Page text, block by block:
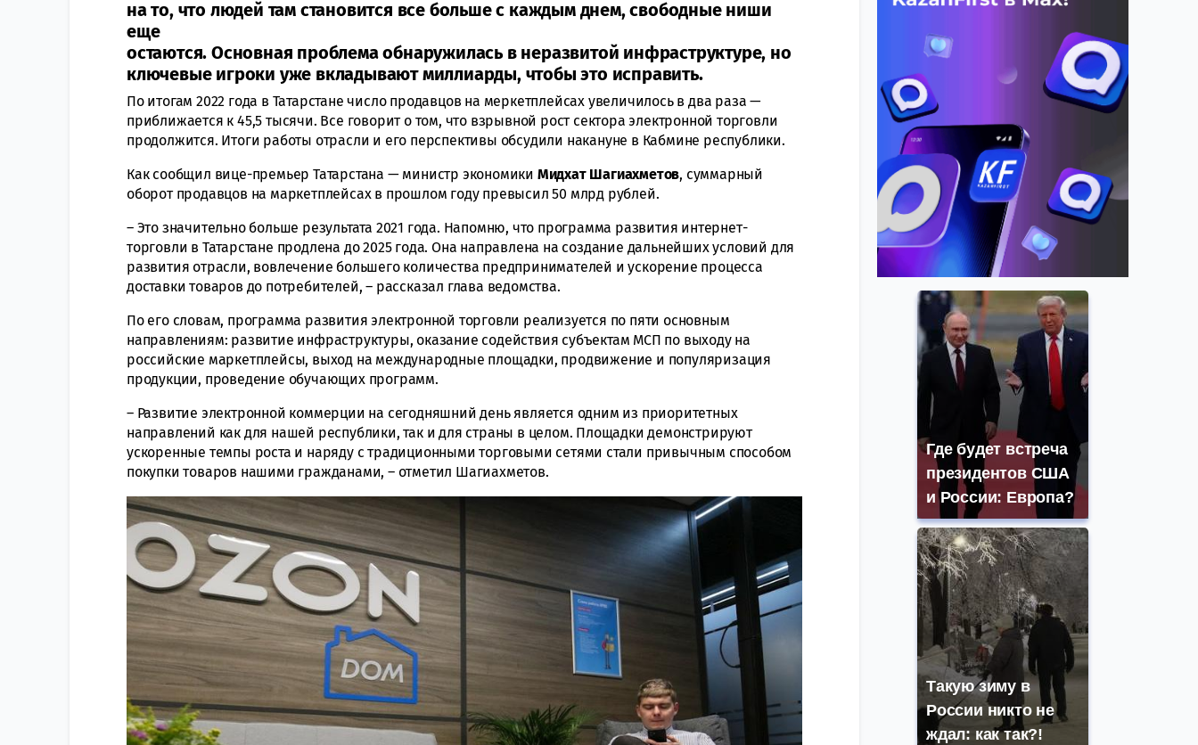
на то, что людей там становится все больше с каждым днем, свободные ниши
еще
остаются. Основная проблема обнаружилась в неразвитой инфраструктуре, но
ключевые игроки уже вкладывают миллиарды, чтобы это исправить.
По итогам 2022 года в Татарстане число продавцов на меркетплейсах увеличилось в два раза —
приближается к 45,5 тысячи. Все говорит о том, что взрывной рост сектора электронной торговли
продолжится. Итоги работы отрасли и его перспективы обсудили накануне в Кабмине республики.
Как сообщил вице-премьер Татарстана — министр экономики Мидхат Шагиахметов, суммарный
оборот продавцов на маркетплейсах в прошлом году превысил 50 млрд рублей.
– Это значительно больше результата 2021 года. Напомню, что программа развития интернет-
торговли в Татарстане продлена до 2025 года. Она направлена на создание дальнейших условий для
развития отрасли, вовлечение большего количества предпринимателей и ускорение процесса
доставки товаров до потребителей, – рассказал глава ведомства.
По его словам, программа развития электронной торговли реализуется по пяти основным
направлениям: развитие инфраструктуры, оказание содействия субъектам МСП по выходу на
российские маркетплейсы, выход на международные площадки, продвижение и популяризация
продукции, проведение обучающих программ.
– Развитие электронной коммерции на сегодняшний день является одним из приоритетных
направлений как для нашей республики, так и для страны в целом. Площадки демонстрируют
ускоренные темпы роста и наряду с традиционными торговыми сетями стали привычным способом
покупки товаров нашими гражданами, – отметил Шагиахметов.
Где будет встреча
президентов США
и России: Европа?
Такую зиму в
России никто не
ждал: как так?!